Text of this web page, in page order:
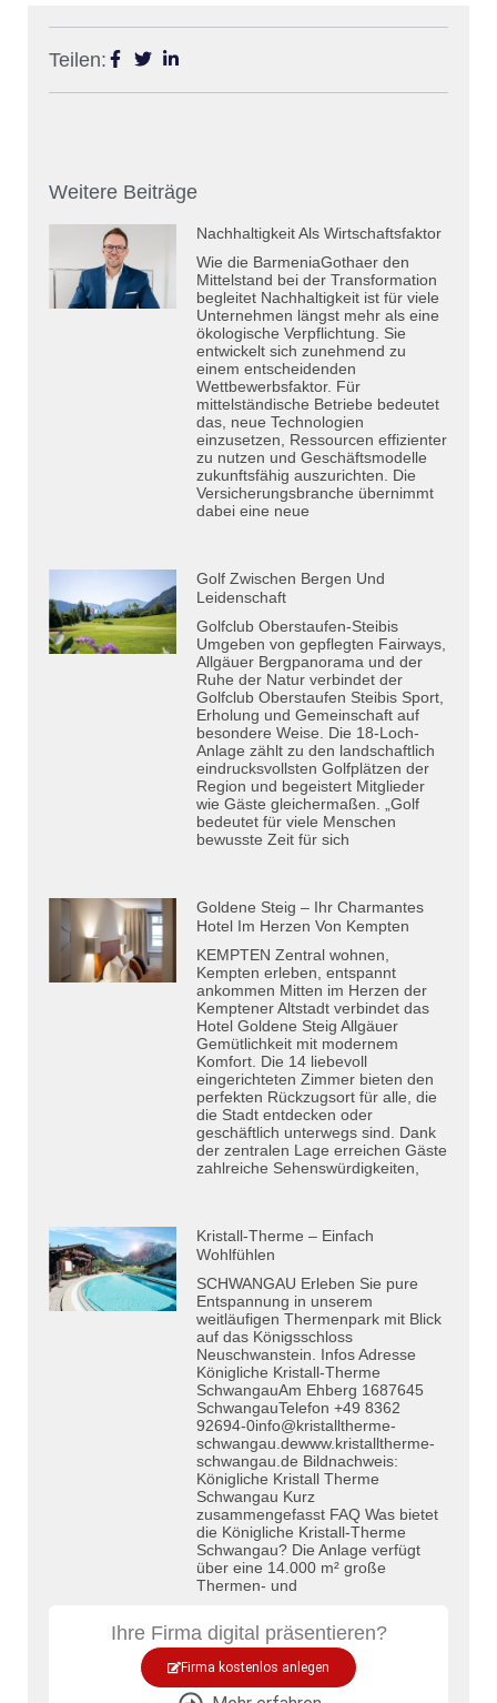
Teilen:
Weitere Beiträge
Nachhaltigkeit Als Wirtschaftsfaktor
Wie die BarmeniaGothaer den
Mittelstand bei der Transformation
begleitet Nachhaltigkeit ist für viele
Unternehmen längst mehr als eine
ökologische Verpflichtung. Sie
entwickelt sich zunehmend zu
einem entscheidenden
Wettbewerbsfaktor. Für
mittelständische Betriebe bedeutet
das, neue Technologien
einzusetzen, Ressourcen effizienter
zu nutzen und Geschäftsmodelle
zukunftsfähig auszurichten. Die
Versicherungsbranche übernimmt
dabei eine neue
Golf Zwischen Bergen Und
Leidenschaft
Golfclub Oberstaufen-Steibis
Umgeben von gepflegten Fairways,
Allgäuer Bergpanorama und der
Ruhe der Natur verbindet der
Golfclub Oberstaufen Steibis Sport,
Erholung und Gemeinschaft auf
besondere Weise. Die 18-Loch-
Anlage zählt zu den landschaftlich
eindrucksvollsten Golfplätzen der
Region und begeistert Mitglieder
wie Gäste gleichermaßen. „Golf
bedeutet für viele Menschen
bewusste Zeit für sich
Goldene Steig – Ihr Charmantes
Hotel Im Herzen Von Kempten
KEMPTEN Zentral wohnen,
Kempten erleben, entspannt
ankommen Mitten im Herzen der
Kemptener Altstadt verbindet das
Hotel Goldene Steig Allgäuer
Gemütlichkeit mit modernem
Komfort. Die 14 liebevoll
eingerichteten Zimmer bieten den
perfekten Rückzugsort für alle, die
die Stadt entdecken oder
geschäftlich unterwegs sind. Dank
der zentralen Lage erreichen Gäste
zahlreiche Sehenswürdigkeiten,
Kristall-Therme – Einfach
Wohlfühlen
SCHWANGAU Erleben Sie pure
Entspannung in unserem
weitläufigen Thermenpark mit Blick
auf das Königsschloss
Neuschwanstein. Infos Adresse
Königliche Kristall-Therme
SchwangauAm Ehberg 1687645
SchwangauTelefon +49 8362
92694-0info@kristalltherme-
schwangau.dewww.kristalltherme-
schwangau.de Bildnachweis:
Königliche Kristall Therme
Schwangau Kurz
zusammengefasst FAQ Was bietet
die Königliche Kristall-Therme
Schwangau? Die Anlage verfügt
über eine 14.000 m² große
Thermen- und
Ihre Firma digital präsentieren?
Firma kostenlos anlegen